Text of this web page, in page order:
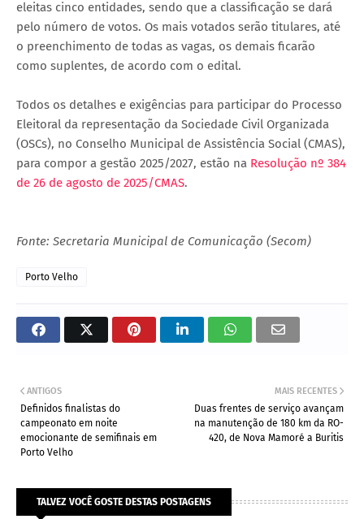
eleitas cinco entidades, sendo que a classificação se dará
pelo número de votos. Os mais votados serão titulares, até
o preenchimento de todas as vagas, os demais ficarão
como suplentes, de acordo com o edital.
Todos os detalhes e exigências para participar do Processo
Eleitoral da representação da Sociedade Civil Organizada
(OSCs), no Conselho Municipal de Assistência Social (CMAS),
para compor a gestão 2025/2027, estão na Resolução nº 384
de 26 de agosto de 2025/CMAS.
Fonte: Secretaria Municipal de Comunicação (Secom)
Porto Velho
MAIS RECENTES
Duas frentes de serviço avançam
na manutenção de 180 km da RO-
420, de Nova Mamoré a Buritis
ANTIGOS
Definidos finalistas do
campeonato em noite
emocionante de semifinais em
Porto Velho
TALVEZ VOCÊ GOSTE DESTAS POSTAGENS